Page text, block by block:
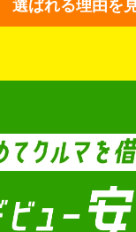
選ばれる理由を